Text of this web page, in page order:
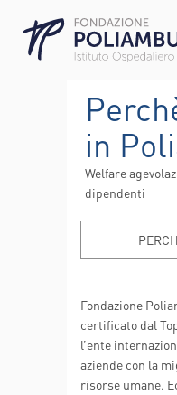
in
Welfare
dipendenti
Fondazione
certificato dal
l’ente
aziende con la
risorse umane.